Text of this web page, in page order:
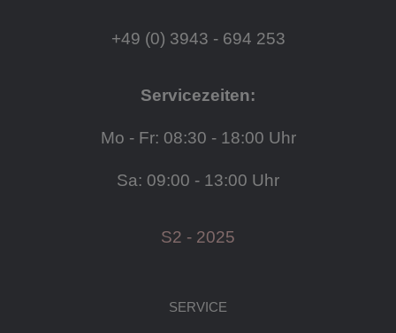
+49 (0) 3943 - 694 253
Servicezeiten:
Mo - Fr: 08:30 - 18:00 Uhr
Sa: 09:00 - 13:00 Uhr
S2 - 2025
SERVICE